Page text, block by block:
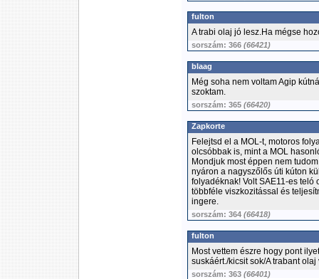
fulton
A trabi olaj jó lesz.Ha mégse
sorszám: 366 (66421)
blaag
Még soha nem voltam Agip
szoktam.
sorszám: 365 (66420)
Zapkorte
Felejtsd el a MOL-t, motoros
olcsóbbak is, mint a MOL
Mondjuk most éppen nem
nyáron a nagyszőlős úti kúton
folyadéknak! Volt SAE11-es
többféle viszkozitással és
ingere.
sorszám: 364 (66418)
fulton
Most vettem észre hogy pont
suskáért./kicsit sok/A trabant
sorszám: 363 (66401)